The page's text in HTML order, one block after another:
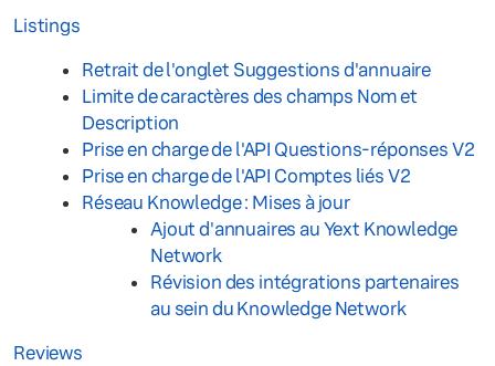
Listings
Retrait de l'onglet Suggestions d'annuaire
Limite de caractères des champs Nom et
Description
Prise en charge de l'API Questions-réponses V2
Prise en charge de l'API Comptes liés V2
Réseau Knowledge : Mises à jour
Ajout d'annuaires au Yext Knowledge
Network
Révision des intégrations partenaires
au sein du Knowledge Network
Reviews